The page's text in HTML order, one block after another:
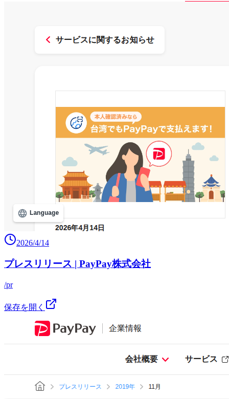
2026/4/14
プレスリリース | PayPay株式会社
/pr
保存を開く